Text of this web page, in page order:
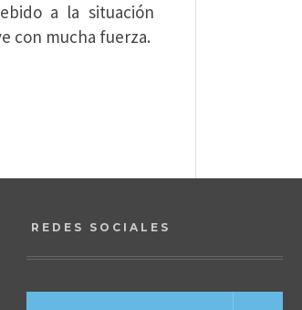
a la situación
con mucha fuerza.
REDES SOCIALES